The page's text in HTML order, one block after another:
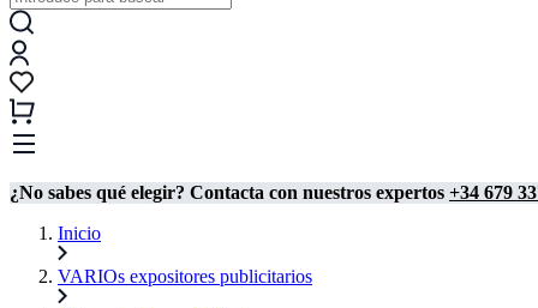
¿No sabes qué elegir? Contacta con nuestros expertos +34 679
Inicio
VARIOs expositores publicitarios